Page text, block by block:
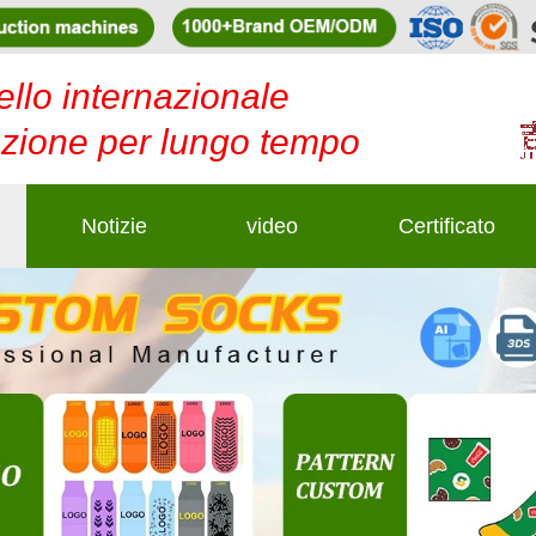
internazionale
per lungo tempo
Notizie video Certificato